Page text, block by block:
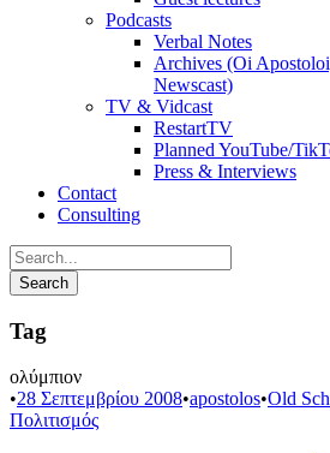
Podcasts
Verbal Notes
Archives (Oi
Newscast)
TV & Vidcast
RestartTV
Planned YouTube/
Press & Interviews
Contact
Consulting
Tag
ολύμπιον
•28 Σεπτεμβρίου 2008•apostolos•Old
Πολιτισμός